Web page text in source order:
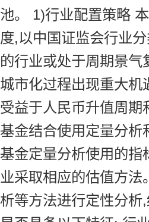
池。 1)行业配置策略
度,以中国证监会行业
的行业或处于周期景
城市化过程出现重大
受益于人民币升值周
基金结合使用定量分
基金定量分析使用的
业采取相应的估值方
析等方法进行定性分